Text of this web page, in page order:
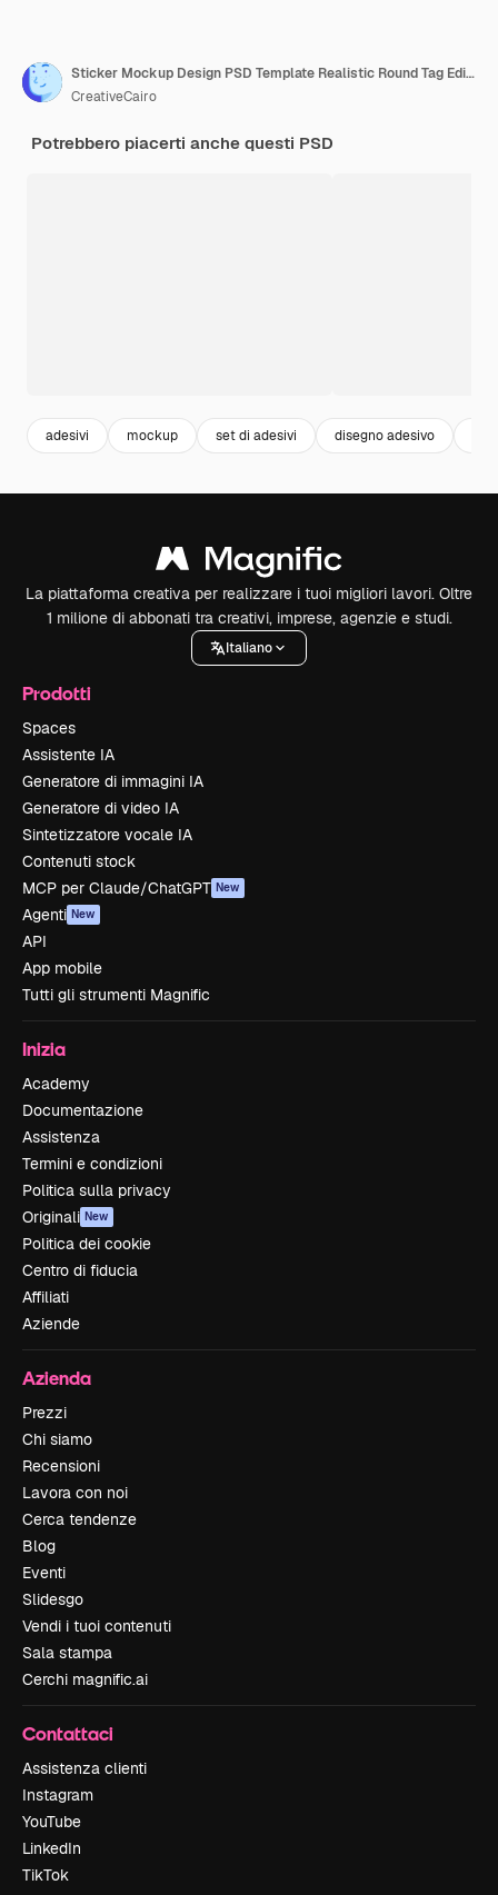
Sticker Mockup Design PSD Template Realistic Round Tag Editable Label Mockup Set
CreativeCairo
Potrebbero piacerti anche questi PSD
adesivi mockup set di adesivi disegno adesivo
La piattaforma creativa per realizzare i tuoi migliori lavori. Oltre
1 milione di abbonati tra creativi, imprese, agenzie e studi.
Italiano
Prodotti
Spaces
Assistente IA
Generatore di immagini IA
Generatore di video IA
Sintetizzatore vocale IA
Contenuti stock
MCP per Claude/ChatGPT New
Agenti New
API
App mobile
Tutti gli strumenti Magnific
Inizia
Academy
Documentazione
Assistenza
Termini e condizioni
Politica sulla privacy
Originali New
Politica dei cookie
Centro di fiducia
Affiliati
Aziende
Azienda
Prezzi
Chi siamo
Recensioni
Lavora con noi
Cerca tendenze
Blog
Eventi
Slidesgo
Vendi i tuoi contenuti
Sala stampa
Cerchi magnific.ai
Contattaci
Assistenza clienti
Instagram
YouTube
LinkedIn
TikTok